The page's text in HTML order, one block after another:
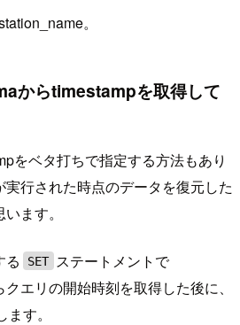
。
からtimestampを取得して
をベタ打ちで指定する方法もあり
実行された時点のデータを復元した
ます。
る SET ステートメントで
エリの開始時刻を取得した後に、
す。